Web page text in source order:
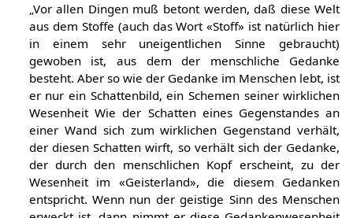
„Vor allen Dingen muß betont werden, daß diese Welt
aus dem Stoffe (auch das Wort «Stoff» ist natürlich hier
in einem sehr uneigentlichen Sinne gebraucht)
gewoben ist, aus dem der menschliche Gedanke
besteht. Aber so wie der Gedanke im Menschen lebt, ist
er nur ein Schattenbild, ein Schemen seiner wirklichen
Wesenheit Wie der Schatten eines Gegenstandes an
einer Wand sich zum wirklichen Gegenstand verhält,
der diesen Schatten wirft, so verhält sich der Gedanke,
der durch den menschlichen Kopf erscheint, zu der
Wesenheit im «Geisterland», die diesem Gedanken
entspricht. Wenn nun der geistige Sinn des Menschen